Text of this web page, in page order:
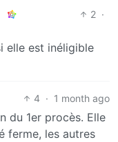
2 ·
elle est inéligible
4 · 1 month ago
du 1er procès. Elle
ferme, les autres